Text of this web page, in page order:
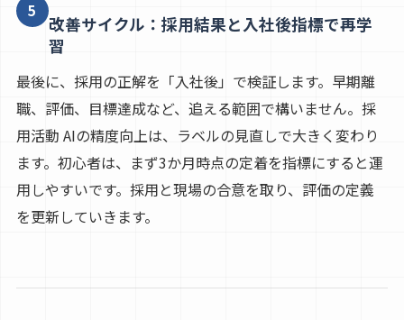
5
改善サイクル：採用結果と入社後指標で再学
習
最後に、採用の正解を「入社後」で検証します。早期離
職、評価、目標達成など、追える範囲で構いません。採
用活動 AIの精度向上は、ラベルの見直しで大きく変わり
ます。初心者は、まず3か月時点の定着を指標にすると運
用しやすいです。採用と現場の合意を取り、評価の定義
を更新していきます。